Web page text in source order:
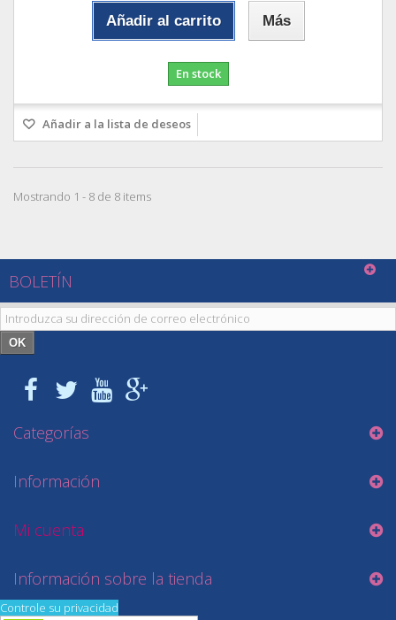
Añadir al carrito Más
En stock
Añadir a la lista de deseos
Mostrando 1 - 8 de 8 items
BOLETÍN
OK
Categorías
Información
Mi cuenta
Información sobre la tienda
Controle su privacidad